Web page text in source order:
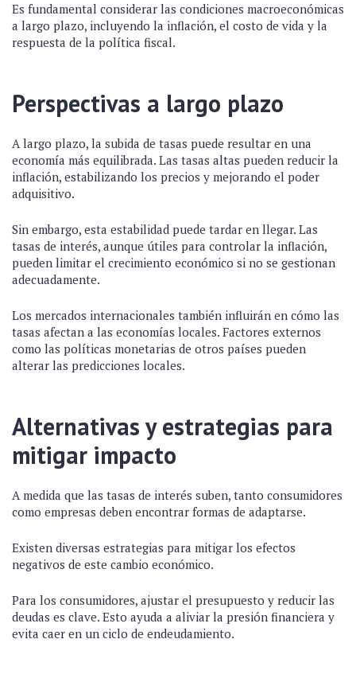
Es fundamental considerar las condiciones macroeconómicas
a largo plazo, incluyendo la inflación, el costo de vida y la
respuesta de la política fiscal.
Perspectivas a largo plazo
A largo plazo, la subida de tasas puede resultar en una
economía más equilibrada. Las tasas altas pueden reducir la
inflación, estabilizando los precios y mejorando el poder
adquisitivo.
Sin embargo, esta estabilidad puede tardar en llegar. Las
tasas de interés, aunque útiles para controlar la inflación,
pueden limitar el crecimiento económico si no se gestionan
adecuadamente.
Los mercados internacionales también influirán en cómo las
tasas afectan a las economías locales. Factores externos
como las políticas monetarias de otros países pueden
alterar las predicciones locales.
Alternativas y estrategias para
mitigar impacto
A medida que las tasas de interés suben, tanto consumidores
como empresas deben encontrar formas de adaptarse.
Existen diversas estrategias para mitigar los efectos
negativos de este cambio económico.
Para los consumidores, ajustar el presupuesto y reducir las
deudas es clave. Esto ayuda a aliviar la presión financiera y
evita caer en un ciclo de endeudamiento.